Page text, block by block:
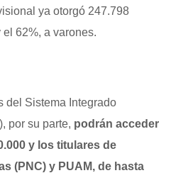
ya otorgó 247.798
62%, a varones.
del Sistema Integrado
por su parte, podrán acceder
y los titulares de
(PNC) y PUAM, de hasta